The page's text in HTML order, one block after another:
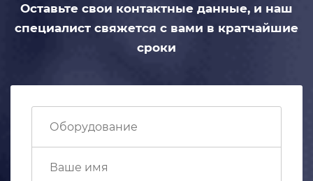
Оставьте свои контактные данные, и наш
специалист свяжется с вами в кратчайшие
сроки